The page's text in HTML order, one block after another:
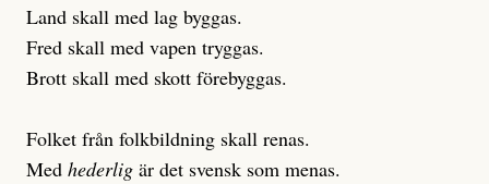
Land skall med lag byggas.
Fred skall med vapen tryggas.
Brott skall med skott förebyggas.
Folket från folkbildning skall renas.
Med hederlig är det svensk som menas.